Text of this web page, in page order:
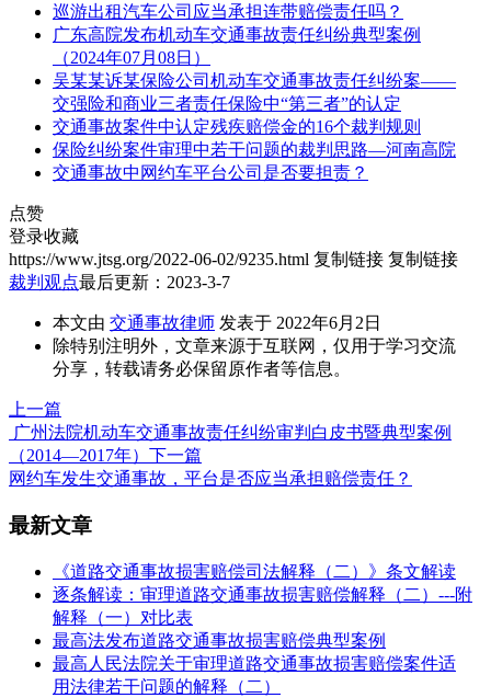
巡游出租汽车公司应当承担连带赔偿责任吗？
广东高院发布机动车交通事故责任纠纷典型案例
（2024年07月08日）
吴某某诉某保险公司机动车交通事故责任纠纷案——
交强险和商业三者责任保险中“第三者”的认定
交通事故案件中认定残疾赔偿金的16个裁判规则
保险纠纷案件审理中若干问题的裁判思路—河南高院
交通事故中网约车平台公司是否要担责？
点赞
登录收藏
https://www.jtsg.org/2022-06-02/9235.html 复制链接 复制链接
裁判观点最后更新：2023-3-7
本文由 交通事故律师 发表于 2022年6月2日
除特别注明外，文章来源于互联网，仅用于学习交流
分享，转载请务必保留原作者等信息。
上一篇
广州法院机动车交通事故责任纠纷审判白皮书暨典型案例
（2014—2017年） 下一篇
网约车发生交通事故，平台是否应当承担赔偿责任？
最新文章
《道路交通事故损害赔偿司法解释（二）》条文解读
逐条解读：审理道路交通事故损害赔偿解释（二）---附
解释（一）对比表
最高法发布道路交通事故损害赔偿典型案例
最高人民法院关于审理道路交通事故损害赔偿案件适
用法律若干问题的解释（二）